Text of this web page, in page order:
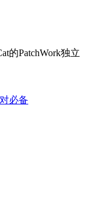
的PatchWork独立